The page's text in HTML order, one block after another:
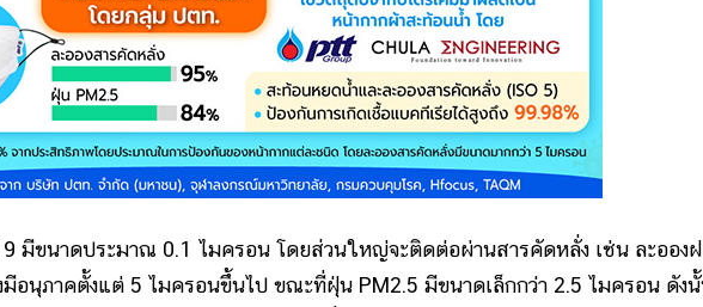
มีขนาดประมาณ 0.1 ไมครอน โดยส่วนใหญ่จะติดต่อผ่านสารคัดหลั่ง เช่น ละออง
มีอนุภาคตั้งแต่ 5 ไมครอนขึ้นไป ขณะที่ฝุ่น PM2.5 มีขนาดเล็กกว่า 2.5 ไมครอน ดัง